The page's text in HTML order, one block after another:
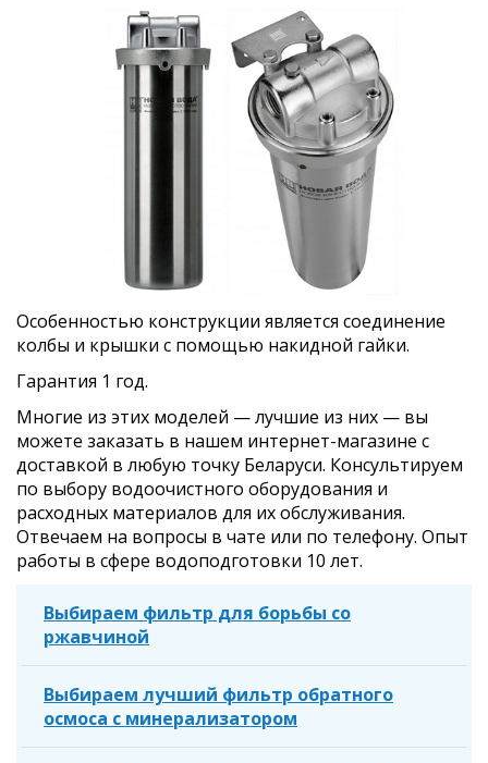
Особенностью конструкции является соединение
колбы и крышки с помощью накидной гайки.
Гарантия 1 год.
Многие из этих моделей — лучшие из них — вы
можете заказать в нашем интернет-магазине с
доставкой в любую точку Беларуси. Консультируем
по выбору водоочистного оборудования и
расходных материалов для их обслуживания.
Отвечаем на вопросы в чате или по телефону. Опыт
работы в сфере водоподготовки 10 лет.
Выбираем фильтр для борьбы со
ржавчиной
Выбираем лучший фильтр обратного
осмоса с минерализатором